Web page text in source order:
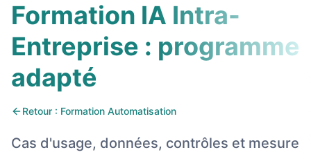
Formation IA Intra-
Entreprise : programme
adapté
Retour : Formation Automatisation
Cas d'usage, données, contrôles et mesure